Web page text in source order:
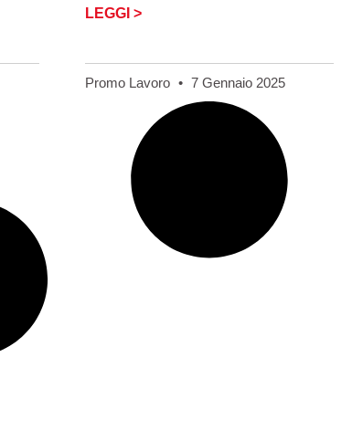
LEGGI >
Promo Lavoro 7 Gennaio 2025